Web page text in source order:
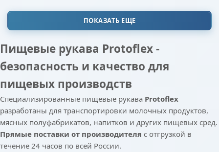
ПОКАЗАТЬ ЕЩЕ
Пищевые рукава Protoflex -
безопасность и качество для
пищевых производств
Специализированные пищевые рукава Protoflex
разработаны для транспортировки молочных продуктов,
мясных полуфабрикатов, напитков и других пищевых сред.
Прямые поставки от производителя с отгрузкой в
течение 24 часов по всей России.